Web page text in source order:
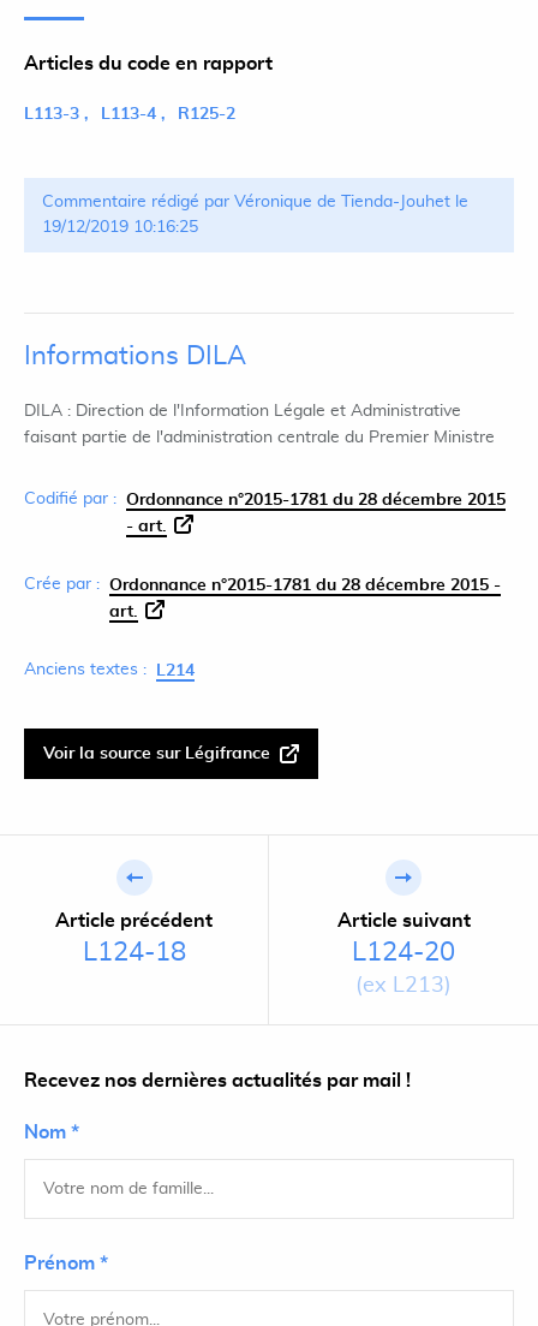
Articles du code en rapport
L113-3 L113-4 R125-2
Commentaire rédigé par Véronique de Tienda-Jouhet le
19/12/2019 10:16:25
Informations DILA
DILA : Direction de l'Information Légale et Administrative
faisant partie de l'administration centrale du Premier Ministre
Codifié par : Ordonnance n°2015-1781 du 28 décembre 2015
- art.
Crée par : Ordonnance n°2015-1781 du 28 décembre 2015 -
art.
Anciens textes : L214
Voir la source sur Légifrance
Article précédent
L124-18
Article suivant
L124-20
(ex L213)
Recevez nos dernières actualités par mail !
Nom *
Prénom *